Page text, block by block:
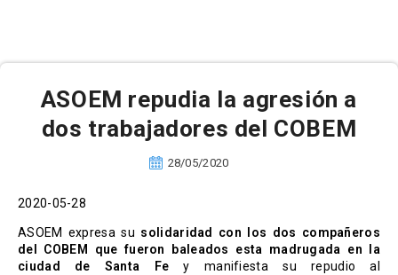
ASOEM repudia la agresión a
dos trabajadores del COBEM
28/05/2020
2020-05-28
ASOEM expresa su solidaridad con los dos compañeros
del COBEM que fueron baleados esta madrugada en la
ciudad de Santa Fe y manifiesta su repudio al